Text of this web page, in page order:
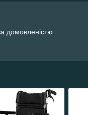
домовленістю